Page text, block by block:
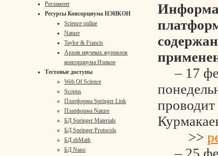
Регламент
Ресурсы Консорциума НЭИКОН
Science online
Nature
Taylor & Francis
Архив научных журналов
консорциума Нэикон
Тестовые доступы
Web Of Science
Scopus
Платформа Springer Link
Платформа Nature
БД Springer Materials
БД Springer Protocols
БД zbMath
БД Nano
– 17
>>